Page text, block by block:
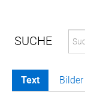
MELDUNGEN
Text Bilder